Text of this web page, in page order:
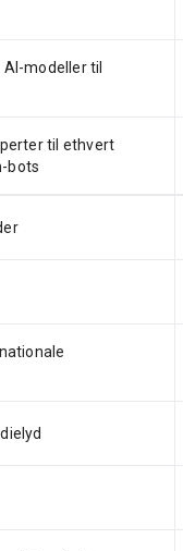
modeller til
til ethvert
bots